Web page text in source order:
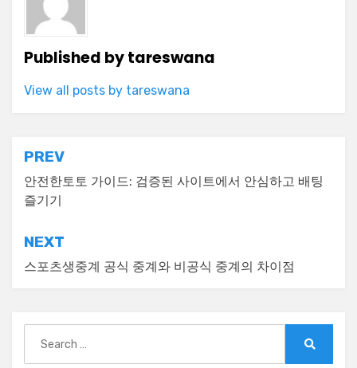
Published bytareswana
View all posts by tareswana
Post
navigation
PREV
안전한토토 가이드: 검증된 사이트에서 안심하고 배팅
즐기기
NEXT
스포츠생중계 공식 중계와 비공식 중계의 차이점
for: